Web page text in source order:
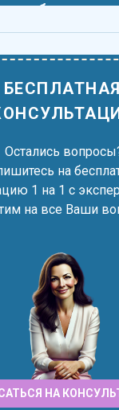
любое
в любом
БЕСПЛАТНАЯ
Остались
на
1 на 1 с
на все Ваши
НА